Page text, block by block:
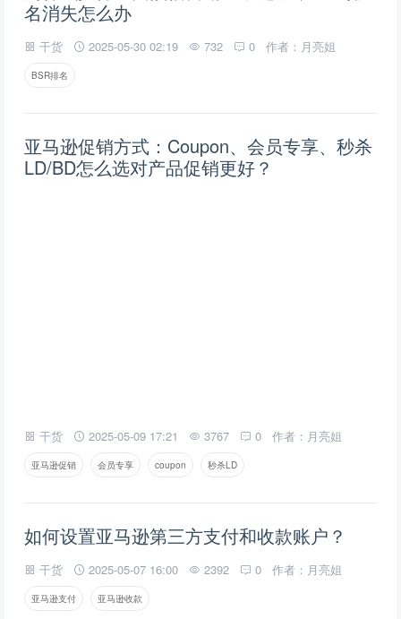
名消失怎么办
干货 2025-05-30 02:19 732 0 作者：月亮姐
BSR排名
亚马逊促销方式：Coupon、会员专享、秒杀
LD/BD怎么选对产品促销更好？
干货 2025-05-09 17:21 3767 0 作者：月亮姐
亚马逊促销 会员专享 coupon 秒杀LD
如何设置亚马逊第三方支付和收款账户？
干货 2025-05-07 16:00 2392 0 作者：月亮姐
亚马逊支付 亚马逊收款